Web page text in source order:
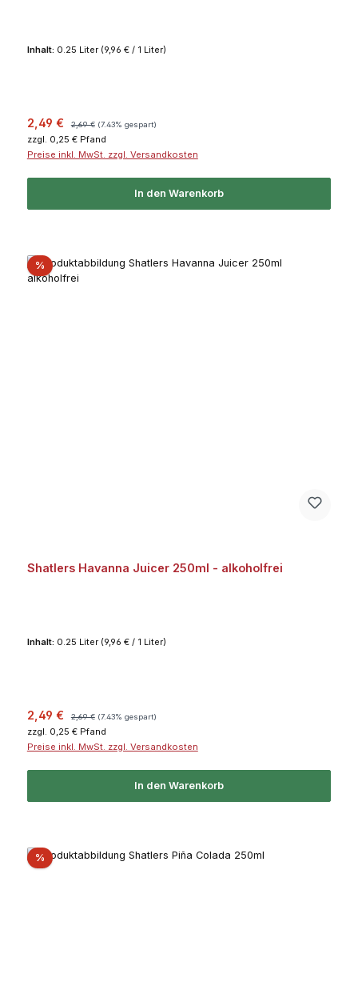
Inhalt: 0.25 Liter (9,96 € / 1 Liter)
Verkaufspreis:
2,49 € 2,69 € (7.43% gespart)
zzgl. 0,25 € Pfand
Preise inkl. MwSt. zzgl. Versandkosten
In den Warenkorb
%Rabatt
Shatlers Havanna Juicer 250ml - alkoholfrei
Inhalt: 0.25 Liter (9,96 € / 1 Liter)
Verkaufspreis:
2,49 € 2,69 € (7.43% gespart)
zzgl. 0,25 € Pfand
Preise inkl. MwSt. zzgl. Versandkosten
In den Warenkorb
%Rabatt